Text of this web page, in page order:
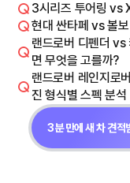
3시리즈 투어링 vs
현대 싼타페 vs 볼
랜드로버 디펜더
면 무엇을 고를까?
랜드로버 레인지로
진 형식별 스펙 분석
3분 만에 새 차 견적